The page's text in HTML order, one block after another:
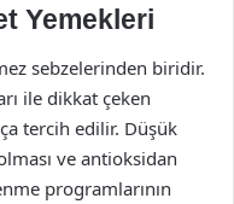
Yemekleri
sebzelerinden biridir.
ile dikkat çeken
tercih edilir. Düşük
ve antioksidan
programlarının